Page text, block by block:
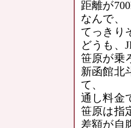
距離が
なんで、
てっきり
どうも、
笹原が乗
新函館北
て、
通し料金
笹原は指
差額が自